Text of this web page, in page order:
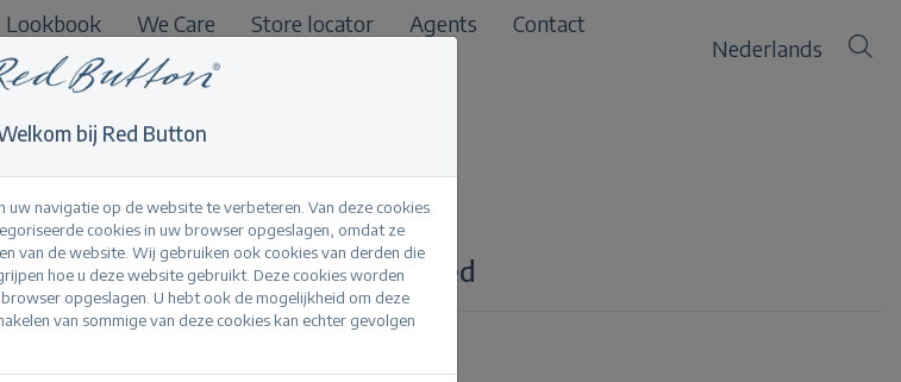
Lookbook We Care Store locator Agents
Contact
B2B
Nederlands
Waistcoat zipper punta red
bij Red Button
uw navigatie op de website te verbeteren. Van deze cookies
cookies in uw browser opgeslagen, omdat ze
van de website. Wij gebruiken ook cookies van derden die
hoe u deze website gebruikt. Deze cookies worden
opgeslagen. U hebt ook de mogelijkheid om deze
van sommige van deze cookies kan echter gevolgen